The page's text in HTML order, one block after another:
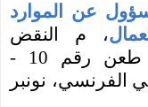
عن الموارد
، م النقض
الفرنسية، 19 نونبر 2010، طعن رقم 10 -
الفرنسي، نونبر